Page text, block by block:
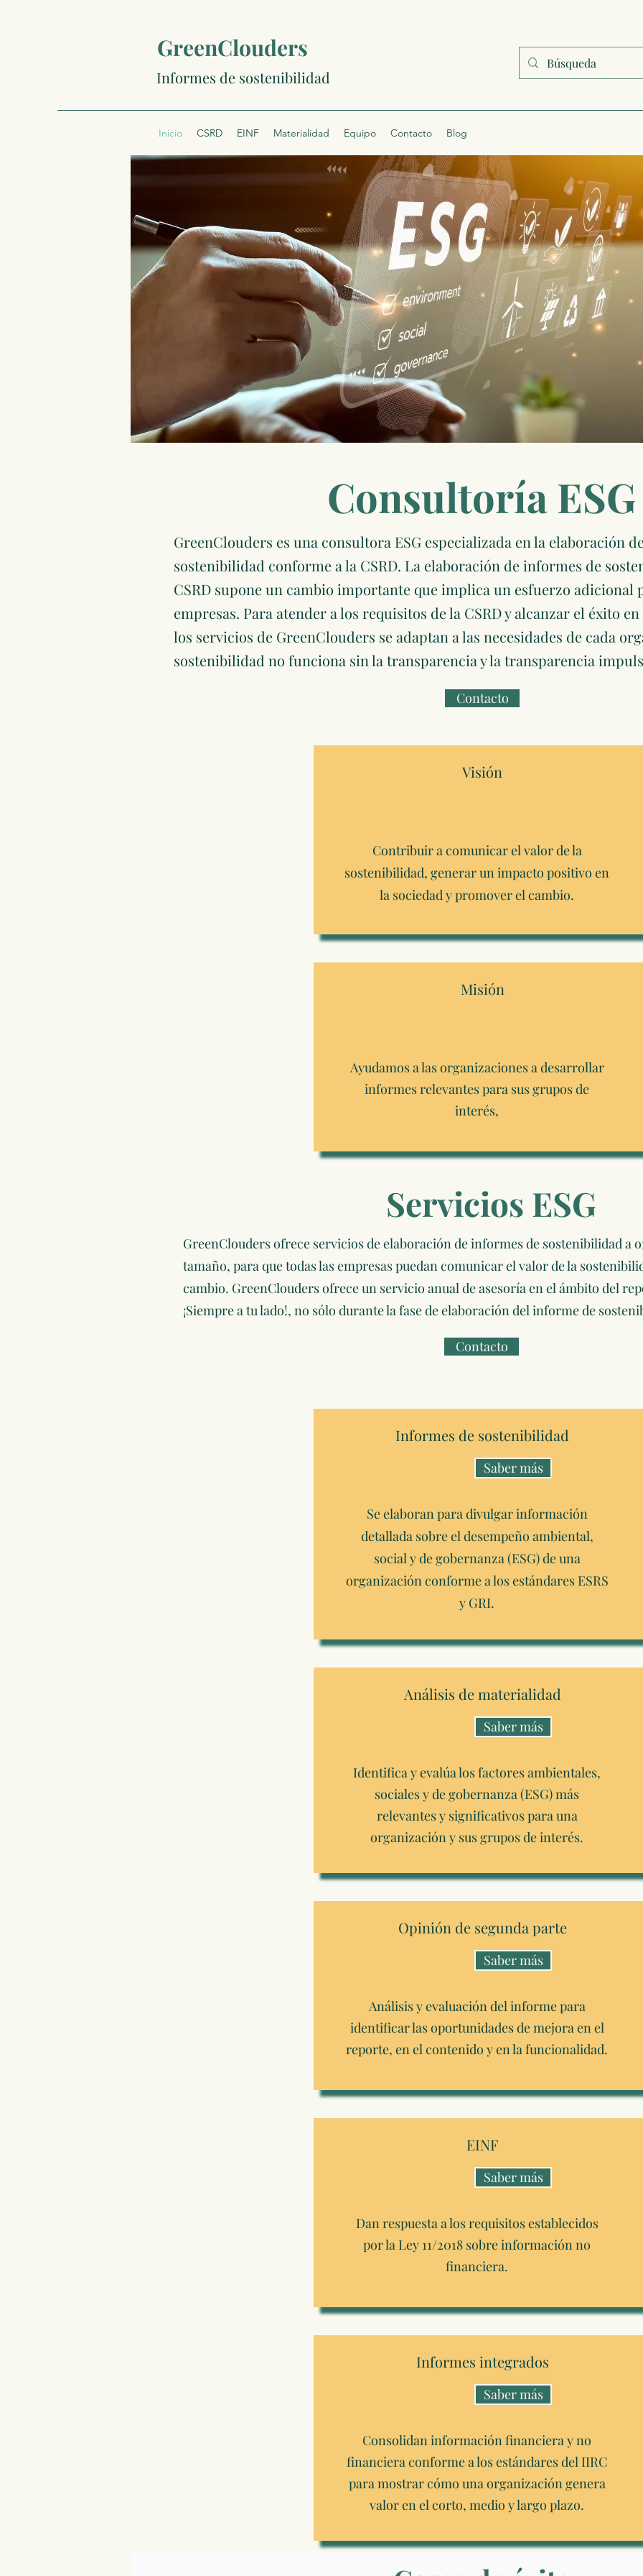
GreenClouders
Informes de sostenibilidad
Inicio CSRD EINF Materialidad Equipo Contacto Blog
Consultoría ESG
GreenClouders es una consultora ESG especializada en la elaboración
sostenibilidad conforme a la CSRD. La elaboración de informes de
CSRD supone un cambio importante que implica un esfuerzo adicional
empresas. Para atender a los requisitos de la CSRD y alcanzar el éxito
los servicios de GreenClouders se adaptan a las necesidades de cada
sostenibilidad no funciona sin la transparencia y la transparencia
Contacto
Visión
Contribuir a comunicar el valor de la
sostenibilidad, generar un impacto positivo en
la sociedad y promover el cambio.
Misión
Ayudamos a las organizaciones a desarrollar
informes relevantes para sus grupos de
interés,
Servicios ESG
GreenClouders ofrece servicios de elaboración de informes de sostenibilidad a
tamaño, para que todas las empresas puedan comunicar el valor de la
cambio. GreenClouders ofrece un servicio anual de asesoría en el ámbito del
¡Siempre a tu lado!, no sólo durante la fase de elaboración del informe de
Contacto
Informes de sostenibilidad
Saber más
Se elaboran para divulgar información
detallada sobre el desempeño ambiental,
social y de gobernanza (ESG) de una
organización conforme a los estándares ESRS
y GRI.
Análisis de materialidad
Saber más
Identifica y evalúa los factores ambientales,
sociales y de gobernanza (ESG) más
relevantes y significativos para una
organización y sus grupos de interés.
Opinión de segunda parte
Saber más
Análisis y evaluación del informe para
identificar las oportunidades de mejora en el
reporte, en el contenido y en la funcionalidad.
EINF
Saber más
Dan respuesta a los requisitos establecidos
por la Ley 11/2018 sobre información no
financiera.
Informes integrados
Saber más
Consolidan información financiera y no
financiera conforme a los estándares del IIRC
para mostrar cómo una organización genera
valor en el corto, medio y largo plazo.